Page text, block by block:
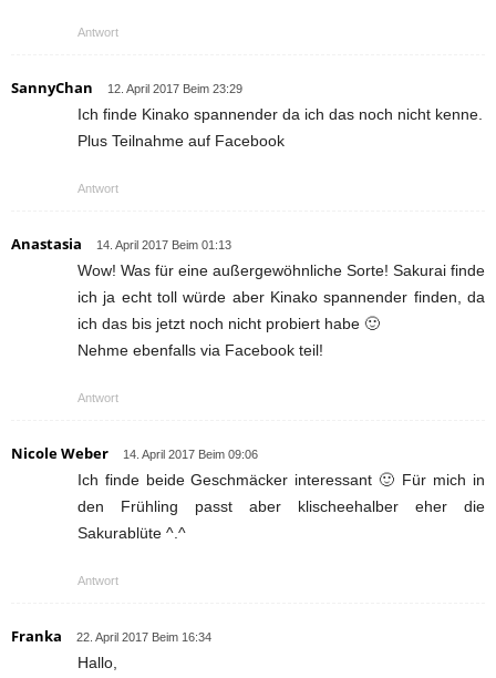
Antwort
SannyChan 12. April 2017 Beim 23:29
Ich finde Kinako spannender da ich das noch nicht kenne.
Plus Teilnahme auf Facebook
Antwort
Anastasia 14. April 2017 Beim 01:13
Wow! Was für eine außergewöhnliche Sorte! Sakurai finde
ich ja echt toll würde aber Kinako spannender finden, da
ich das bis jetzt noch nicht probiert habe 🙂
Nehme ebenfalls via Facebook teil!
Antwort
Nicole Weber 14. April 2017 Beim 09:06
Ich finde beide Geschmäcker interessant 🙂 Für mich in
den Frühling passt aber klischeehalber eher die
Sakurablüte ^.^
Antwort
Franka 22. April 2017 Beim 16:34
Hallo,